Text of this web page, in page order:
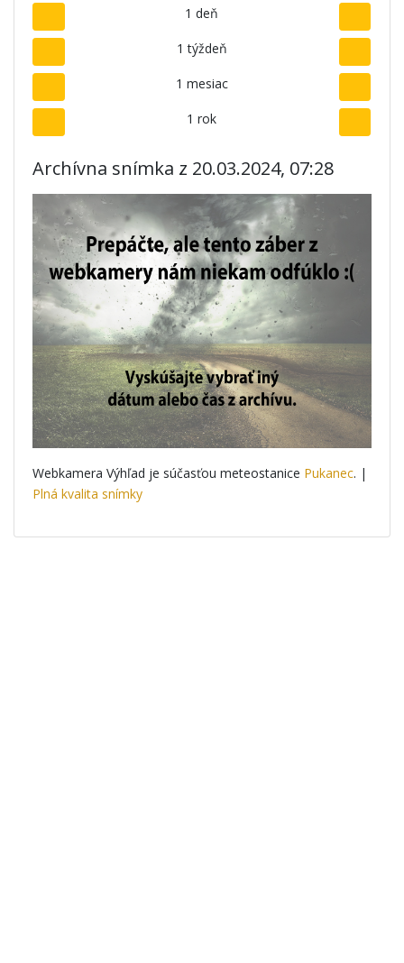
1 deň
1 týždeň
1 mesiac
1 rok
Archívna snímka z 20.03.2024, 07:28
Webkamera Výhľad je súčasťou meteostanice Pukanec. |
Plná kvalita snímky